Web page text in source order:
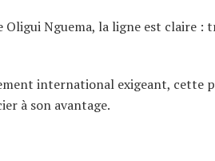
Oligui Nguema, la ligne est claire :
international exigeant, cette
à son avantage.